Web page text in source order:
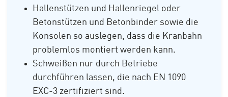
Hallenstützen und Hallenriegel oder
Betonstützen und Betonbinder sowie die
Konsolen so auslegen, dass die Kranbahn
problemlos montiert werden kann.
Schweißen nur durch Betriebe
durchführen lassen, die nach EN 1090
EXC-3 zertifiziert sind.